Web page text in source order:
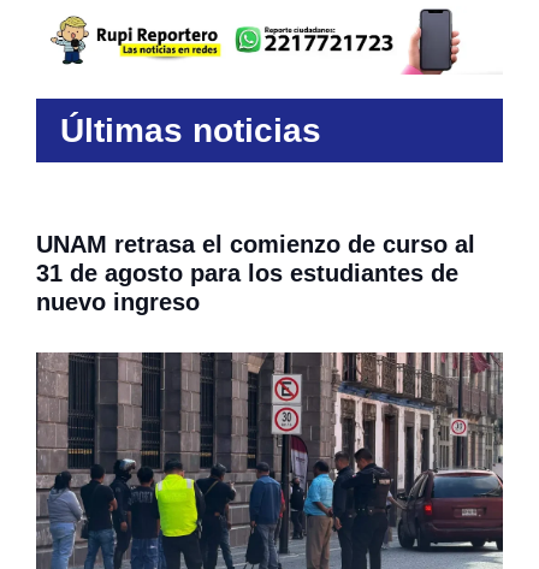
Últimas noticias
UNAM retrasa el comienzo de curso al
31 de agosto para los estudiantes de
nuevo ingreso